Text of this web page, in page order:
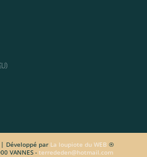
Développé par La loupiote du WEB ®
VANNES - terrededen@hotmail.com